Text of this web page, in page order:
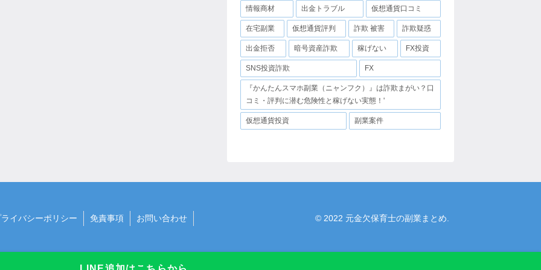
情報商材 出金トラブル 仮想通貨口コミ
在宅副業 仮想通貨評判 詐欺 被害 詐欺疑惑
出金拒否 暗号資産詐欺 稼げない FX投資
SNS投資詐欺 FX
『かんたんスマホ副業（ニャンフク）』は詐欺まがい？口
コミ・評判に潜む危険性と稼げない実態！'
仮想通貨投資 副業案件
ライバシーポリシー 免責事項 お問い合わせ © 2022 元金欠保育士の副業まとめ.